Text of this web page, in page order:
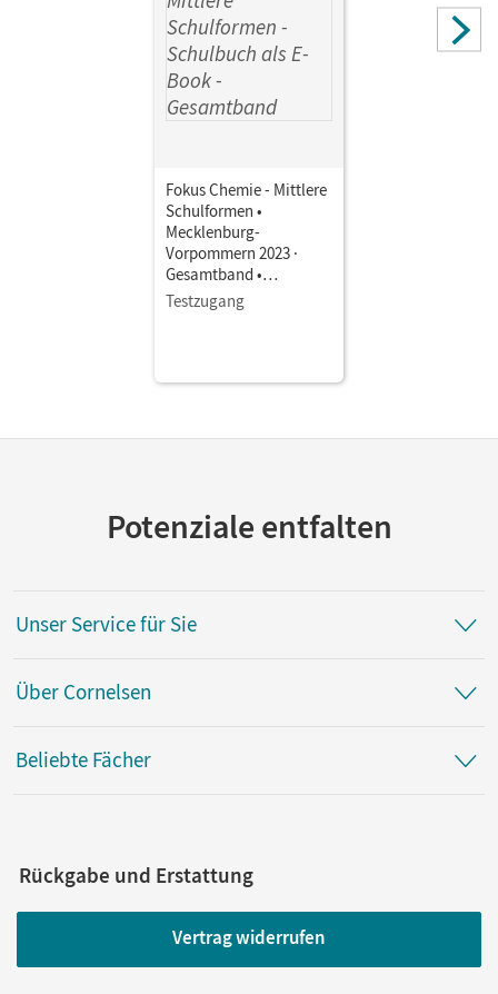
Fokus Chemie - Mittlere
Schulformen •
Mecklenburg-
Vorpommern 2023 ·
Gesamtband •
Schulbuch als E-Book
Mit Medien
Testzugang
Potenziale entfalten
Unser Service für Sie
Über Cornelsen
Beliebte Fächer
Rückgabe und Erstattung
Vertrag widerrufen